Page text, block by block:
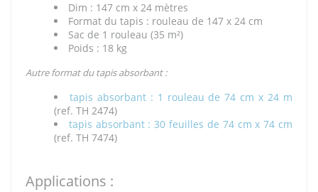
Dim : 147 cm x 24 mètres
Format du tapis : rouleau de 147 x 24 cm
Sac de 1 rouleau (35 m²)
Poids : 18 kg
Autre format du tapis absorbant :
tapis absorbant : 1 rouleau de 74 cm x 24 m
(ref. TH 2474)
tapis absorbant : 30 feuilles de 74 cm x 74 cm
(ref. TH 7474)
Applications :